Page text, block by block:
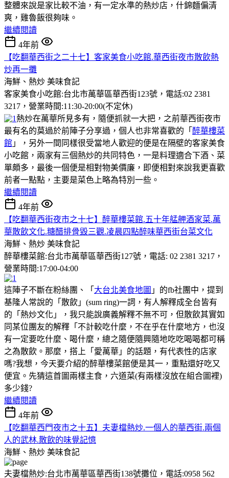
整體來說是家比較不油，有一定水準的熱炒店，什錦麵偏清
爽，雞魯飯很夠味。
繼續閱讀
4年前
【吃翻華西街之二十七】客家美食小吃館.華西街夜市散飲熱
炒再一攤
海鮮、熱炒 美味食記
客家美食小吃館:台北市萬華區華西街123號，電話:02 2381
3217，營業時間:11:30-20:00(不定休)
熱炒在萬華所見多有，隨便抓就一大把，之前華西街夜市
最有名的莫過於前陣子分享過，個人也非常喜歡的「 醉華樓菜
館 」，另外一間同樣很受當地人歡迎的便是在隔壁的客家美食
小吃館，兩家有三個熱炒的共同特色，一是料理適合下酒、菜
單頗多，最後一個便是相對物美價廉，即便相對來說我更喜歡
前者一點點，主要是菜色上略為特別一些。
繼續閱讀
4年前
【吃翻華西街夜市之十七】醉華樓菜館.五十年艋舺酒家菜.萬
華散飲文化.糖醋排骨毀三觀.凌晨四點醉味華西街台菜文化
海鮮、熱炒 美味食記
醉華樓菜館:台北市萬華區華西街127號，電話: 02 2381 3217，
營業時間:17:00-04:00
這陣子不斷在粉絲團、「 大台北美食地圖 」的fb社團中，提到
基隆人常說的「散飲」(sum ring)一詞，有人解釋成全台皆有
的「熱炒文化」，我只能說廣義解釋不無不可，但散飲其實如
同某位團友的解釋「不計較吃什麼，不在乎在什麼地方，也沒
有一定要吃什麼、喝什麼，總之隨便隨興隨地吃吃喝喝都可稱
之為散飲。那麼，搭上「愛萬華」的話題，有代表性的店家
嗎?我想，今天要介紹的醉華樓菜館便是其一，重點還好吃又
便宜。先猜這首圖兩樣主食，六道菜(有兩樣沒放在組合圖裡)
多少錢?
繼續閱讀
4年前
【吃翻華西門夜市之十五】夫妻檔熱炒.一個人的華西街.兩個
人的武林.散飲的味覺記憶
海鮮、熱炒 美味食記
夫妻檔熱炒:台北市萬華區華西街138號攤位，電話:0958 562